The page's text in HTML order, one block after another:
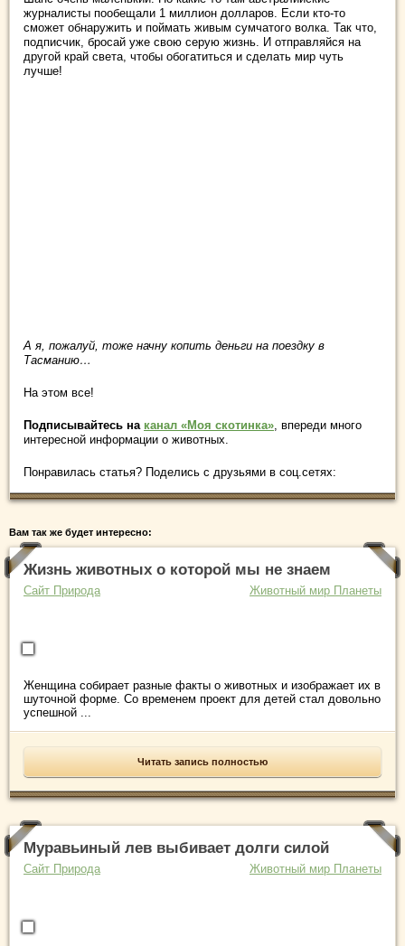
журналисты пообещали 1 миллион долларов. Если кто-то
сможет обнаружить и поймать живым сумчатого волка. Так что,
подписчик, бросай уже свою серую жизнь. И отправляйся на
другой край света, чтобы обогатиться и сделать мир чуть
лучше!
А я, пожалуй, тоже начну копить деньги на поездку в
Тасманию…
На этом все!
Подписывайтесь на канал «Моя скотинка», впереди много
интересной информации о животных.
Понравилась статья? Поделись с друзьями в соц.сетях:
Вам так же будет интересно:
Жизнь животных о которой мы не знаем
Сайт Природа Животный мир Планеты
Женщина собирает разные факты о животных и изображает их в
шуточной форме. Со временем проект для детей стал довольно
успешной ...
Читать запись полностью
Муравьиный лев выбивает долги силой
Сайт Природа Животный мир Планеты